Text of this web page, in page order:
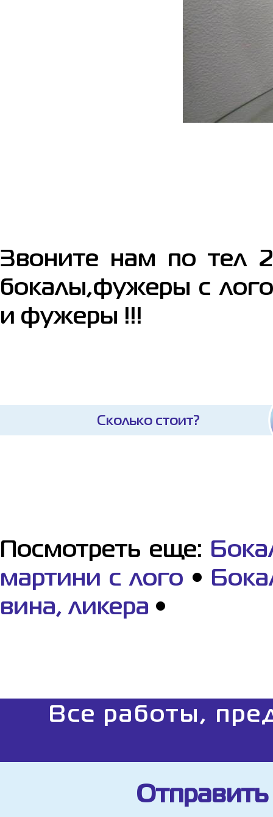
Звоните нам по тел
бокалы,фужеры с
и фужеры !!!
Сколько стоит?
Посмотреть еще:
мартини с лого •
вина, ликера •
Все работы,
Отправить